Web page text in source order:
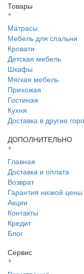
Товары
+
Матрасы
Мебель для спальни
Кровати
Детская мебель
Шкафы
Мягкая мебель
Прихожая
Гостиная
Кухня
Доставка в другие
ДОПОЛНИТЕЛЬНО
+
Главная
Доставка и оплата
Возврат
Гарантия низкой цены
Акции
Контакты
Кредит
Блог
Сервис
+